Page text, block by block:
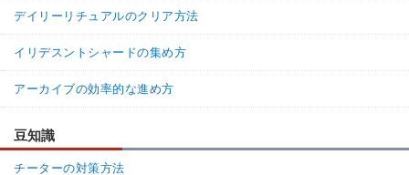
デイリーリチュアルのクリア方法
イリデスントシャードの集め方
アーカイブの効率的な進め方
豆知識
チーターの対策方法